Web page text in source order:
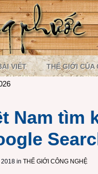
VIẾT THẾ GIỚI CỦA
Nam tìm
in THẾ GIỚI CÔNG NGHỆ